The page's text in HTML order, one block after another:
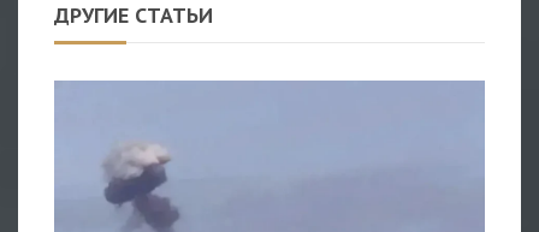
ДРУГИЕ СТАТЬИ